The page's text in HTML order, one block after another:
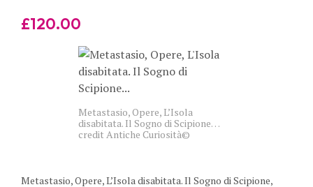
£120.00
Metastasio, Opere, L’Isola
disabitata. Il Sogno di Scipione…
credit Antiche Curiosità©
Metastasio, Opere, L’Isola disabitata. Il Sogno di Scipione,